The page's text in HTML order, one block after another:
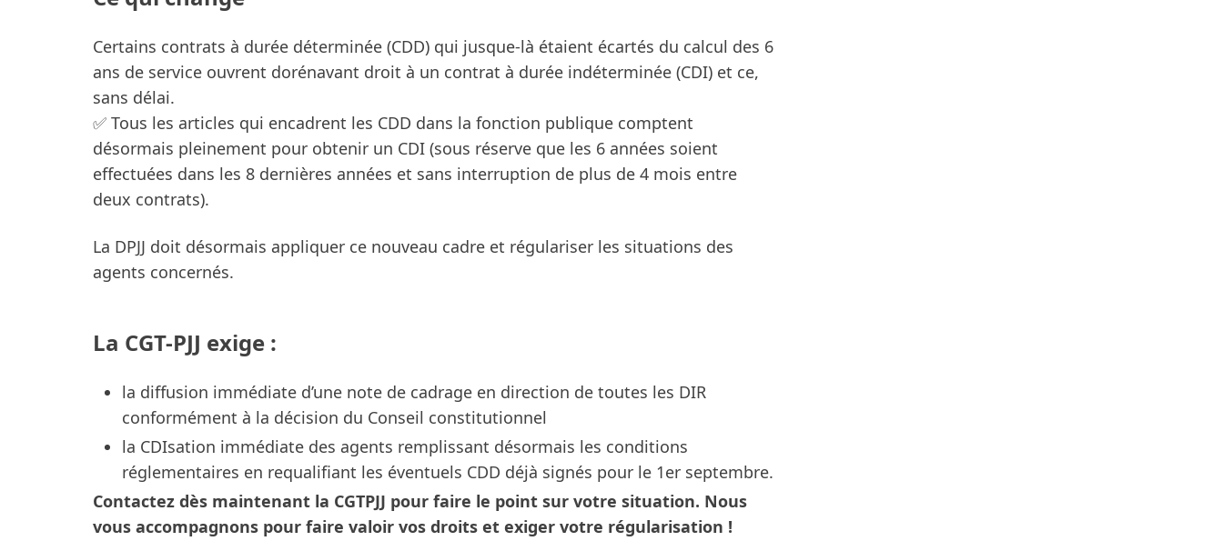
Certains contrats à durée déterminée (CDD) qui jusque-là étaient écartés du calcul des 6
ans de service ouvrent dorénavant droit à un contrat à durée indéterminée (CDI) et ce,
sans délai.
✅ Tous les articles qui encadrent les CDD dans la fonction publique comptent
désormais pleinement pour obtenir un CDI (sous réserve que les 6 années soient
effectuées dans les 8 dernières années et sans interruption de plus de 4 mois entre
deux contrats).
La DPJJ doit désormais appliquer ce nouveau cadre et régulariser les situations des
agents concernés.
La CGT-PJJ exige :
la diffusion immédiate d’une note de cadrage en direction de toutes les DIR
conformément à la décision du Conseil constitutionnel
la CDIsation immédiate des agents remplissant désormais les conditions
réglementaires en requalifiant les éventuels CDD déjà signés pour le 1er septembre.
Contactez dès maintenant la CGTPJJ pour faire le point sur votre situation. Nous
vous accompagnons pour faire valoir vos droits et exiger votre régularisation !